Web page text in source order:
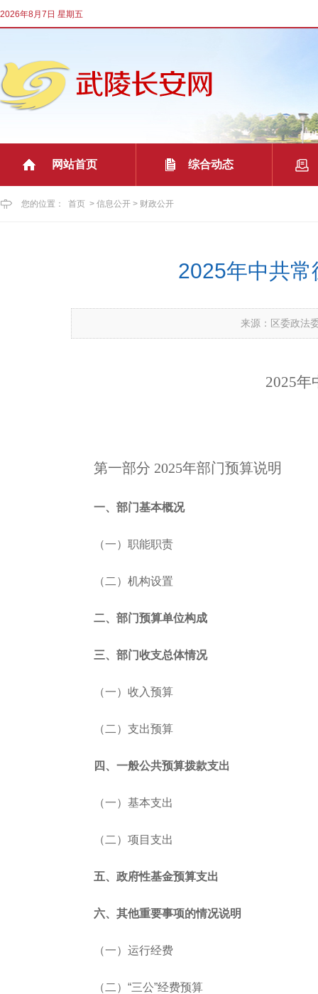
2026年8月7日 星期五
网站首页 综合动态
您的位置： 首页 > 信息公开 > 财政公开
2025年中共
来源：区委政法
2025年
第一部分 2025年部门预算说明
一、部门基本概况
（一）职能职责
（二）机构设置
二、部门预算单位构成
三、部门收支总体情况
（一）收入预算
（二）支出预算
四、一般公共预算拨款支出
（一）基本支出
（二）项目支出
五、政府性基金预算支出
六、其他重要事项的情况说明
（一）运行经费
（二）“三公”经费预算